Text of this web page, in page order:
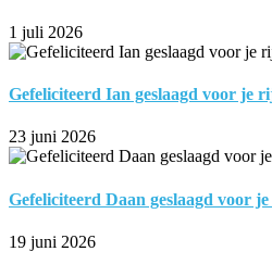
1 juli 2026
Gefeliciteerd Ian geslaagd voor je
23 juni 2026
Gefeliciteerd Daan geslaagd voor
19 juni 2026